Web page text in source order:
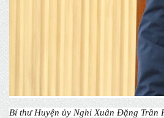
Bí thư Huyện ủy Nghi Xuân Đặng Trần